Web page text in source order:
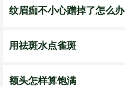
纹眉痂不小心蹭掉了怎么办
用祛斑水点雀斑
额头怎样算饱满